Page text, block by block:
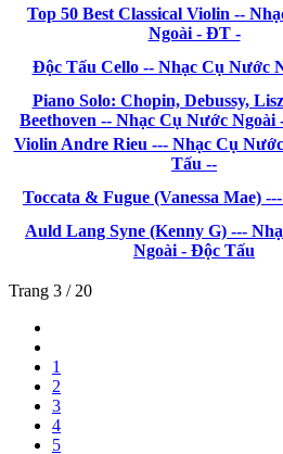
Top 50 Best Classical Violin --
Ngoài - ĐT -
Độc Tấu Cello -- Nhạc Cụ Nước
Piano Solo: Chopin, Debussy,
Beethoven -- Nhạc Cụ Nước Ngoài
Violin Andre Rieu --- Nhạc Cụ
Tấu --
Toccata & Fugue (Vanessa Mae)
Auld Lang Syne (Kenny G) ---
Ngoài - Độc Tấu
Trang 3 / 20
1
2
3
4
5